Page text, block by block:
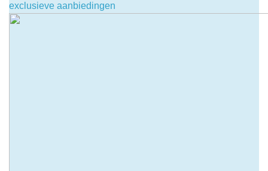
exclusieve aanbiedingen